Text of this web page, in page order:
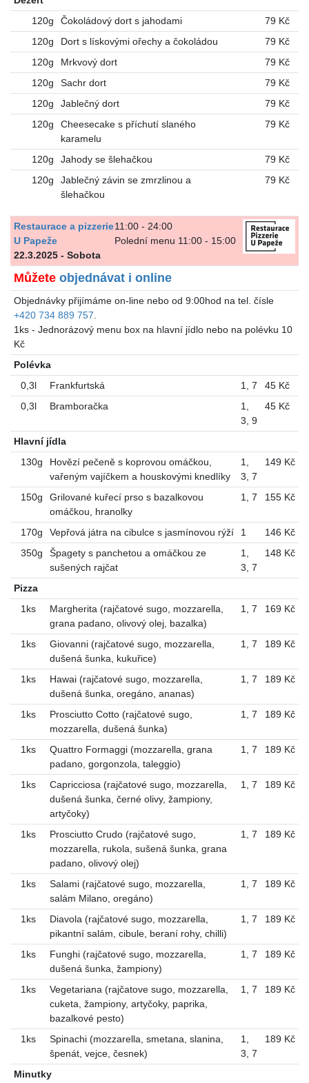
120g
Čokoládový dort s jahodami
79 Kč
120g
Dort s lískovými ořechy a čokoládou
79 Kč
120g
Mrkvový dort
79 Kč
120g
Sachr dort
79 Kč
120g
Jablečný dort
79 Kč
120g
Cheesecake s příchutí slaného
karamelu
79 Kč
120g Jahody se šlehačkou
79 Kč
120g
Jablečný závin se zmrzlinou a
šlehačkou
79 Kč
11:00 - 24:00
Polední menu 11:00 - 15:00
Restaurace a pizzerie
U Papeže
22.3.2025 - Sobota
Můžete objednávat i online
Objednávky přijímáme on-line nebo od 9:00hod na tel. čísle
+420 734 889 757.
1ks - Jednorázový menu box na hlavní jídlo nebo na polévku 10
Kč
Polévka
0,3l
Frankfurtská 1, 7
45 Kč
0,3l
Bramboračka 1,
3, 9
45 Kč
Hlavní jídla
130g
Hovězí pečeně s koprovou omáčkou,
vařeným vajíčkem a houskovými knedlíky
1,
3, 7
149 Kč
150g
Grilované kuřecí prso s bazalkovou
omáčkou, hranolky
1, 7 155 Kč
170g Vepřová játra na cibulce s jasmínovou rýží 1
146 Kč
350g
Špagety s panchetou a omáčkou ze
sušených rajčat
1,
3, 7
148 Kč
Pizza
1ks
Margherita (rajčatové sugo, mozzarella,
grana padano, olivový olej, bazalka)
1, 7 169 Kč
1ks
Giovanni (rajčatové sugo, mozzarella,
dušená šunka, kukuřice)
1, 7 189 Kč
1ks
Hawai (rajčatové sugo, mozzarella,
dušená šunka, oregáno, ananas)
1, 7 189 Kč
1ks
Prosciutto Cotto (rajčatové sugo,
mozzarella, dušená šunka)
1, 7 189 Kč
1ks
Quattro Formaggi (mozzarella, grana
padano, gorgonzola, taleggio)
1, 7 189 Kč
1ks
Capricciosa (rajčatové sugo, mozzarella,
dušená šunka, černé olivy, žampiony,
artyčoky)
1, 7 189 Kč
1ks
Prosciutto Crudo (rajčatové sugo,
mozzarella, rukola, sušená šunka, grana
padano, olivový olej)
1, 7 189 Kč
1ks
Salami (rajčatové sugo, mozzarella,
salám Milano, oregáno)
1, 7 189 Kč
1ks
Diavola (rajčatové sugo, mozzarella,
pikantní salám, cibule, beraní rohy, chilli)
1, 7 189 Kč
1ks
Funghi (rajčatové sugo, mozzarella,
dušená šunka, žampiony)
1, 7 189 Kč
1ks
Vegetariana (rajčatove sugo, mozzarella,
cuketa, žampiony, artyčoky, paprika,
bazalkové pesto)
1, 7 189 Kč
1ks
Spinachi (mozzarella, smetana, slanina,
špenát, vejce, česnek)
1,
3, 7
189 Kč
Minutky